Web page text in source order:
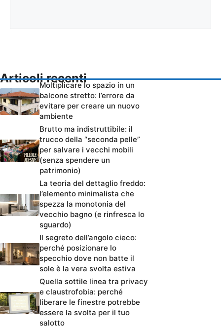
Articoli recenti
Moltiplicare lo spazio in un
balcone stretto: l’errore da
evitare per creare un nuovo
ambiente
Brutto ma indistruttibile: il
trucco della “seconda pelle”
per salvare i vecchi mobili
(senza spendere un
patrimonio)
La teoria del dettaglio freddo:
l’elemento minimalista che
spezza la monotonia del
vecchio bagno (e rinfresca lo
sguardo)
Il segreto dell’angolo cieco:
perché posizionare lo
specchio dove non batte il
sole è la vera svolta estiva
Quella sottile linea tra privacy
e claustrofobia: perché
liberare le finestre potrebbe
essere la svolta per il tuo
salotto